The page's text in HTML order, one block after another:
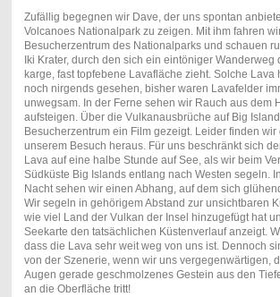
Zufällig begegnen wir Dave, der uns spontan
Volcanoes Nationalpark zu zeigen. Mit ihm fahren
Besucherzentrum des Nationalparks und schauen
Iki Krater, durch den sich ein eintöniger Wanderweg
karge, fast topfebene Lavafläche zieht. Solche Lava
noch nirgends gesehen, bisher waren Lavafelder
unwegsam. In der Ferne sehen wir Rauch aus dem
aufsteigen. Über die Vulkanausbrüche auf Big
Besucherzentrum ein Film gezeigt. Leider finden wir
unserem Besuch heraus. Für uns beschränkt sich
Lava auf eine halbe Stunde auf See, als wir beim
Südküste Big Islands entlang nach Westen segeln.
Nacht sehen wir einen Abhang, auf dem sich
Wir segeln in gehörigem Abstand zur unsichtbaren
wie viel Land der Vulkan der Insel hinzugefügt hat
Seekarte den tatsächlichen Küstenverlauf anzeigt.
dass die Lava sehr weit weg von uns ist. Dennoch
von der Szenerie, wenn wir uns vergegenwärtigen,
Augen gerade geschmolzenes Gestein aus den
an die Oberfläche tritt!